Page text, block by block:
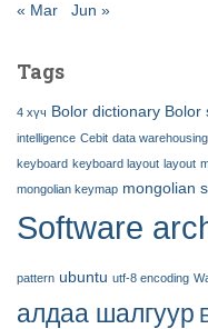
« Mar
Jun »
Tags
4 хүч Bolor dictionary Bolor
intelligence Cebit data warehousing
keyboard keyboard layout layout
mongolian keymap mongolian
Software
pattern ubuntu utf-8 encoding
алдаа шалгуур